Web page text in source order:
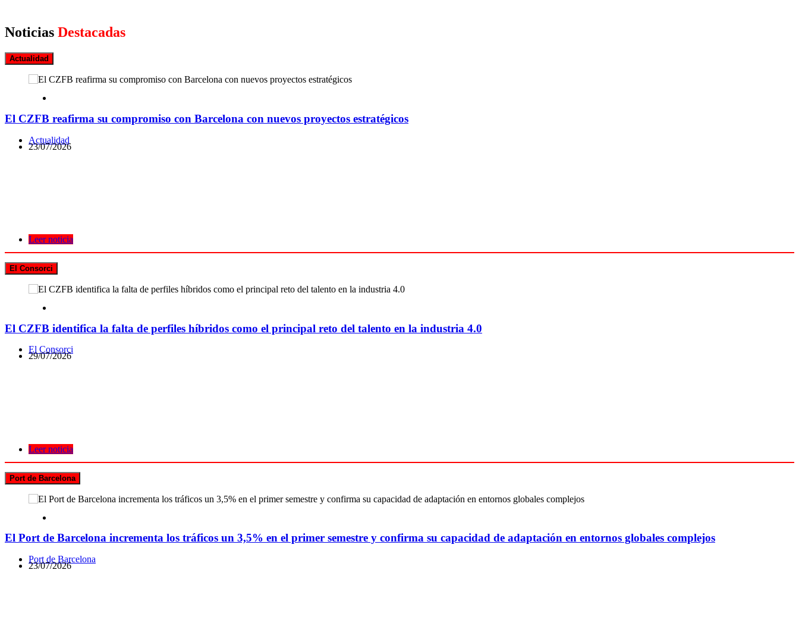
Noticias Destacadas
Actualidad
El CZFB reafirma su compromiso con Barcelona con nuevos proyectos estratégicos
Actualidad
23/07/2026
Leer noticia
El Consorci
El CZFB identifica la falta de perfiles híbridos como el principal reto del talento en la industria 4.0
El Consorci
29/07/2026
Leer noticia
Port de Barcelona
El Port de Barcelona incrementa los tráficos un 3,5% en el primer semestre y confirma su capacidad de adaptación en entornos globales complejos
Port de Barcelona
23/07/2026